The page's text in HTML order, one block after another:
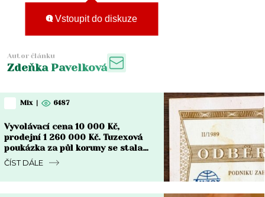
Vstoupit do diskuze
Autor článku
Zdeňka Pavelková
Mix | 6487
Vyvolávací cena 10 000 Kč,
prodejní 1 260 000 Kč. Tuzexová
poukázka za půl koruny se stala
nejdražším bonem v české historii
ČÍST DÁLE